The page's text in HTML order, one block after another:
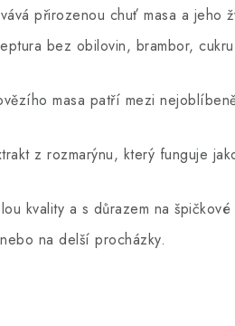
přirozenou chuť masa a jeho
bez obilovin, brambor,
masa patří mezi
z rozmarýnu, který funguje
kvality a s důrazem na špičkové
na delší procházky.